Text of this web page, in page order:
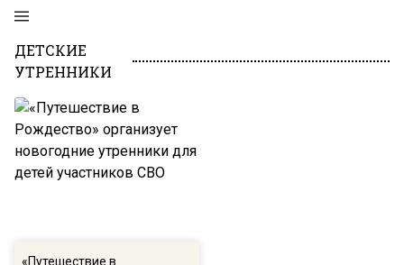
ДЕТСКИЕ
УТРЕННИКИ
«Путешествие в